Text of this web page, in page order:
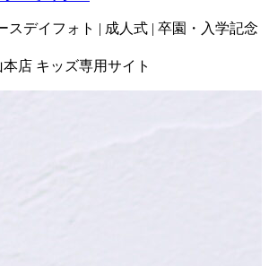
スデイフォト | 成人式 | 卒園・入学記念
店 キッズ専用サイト